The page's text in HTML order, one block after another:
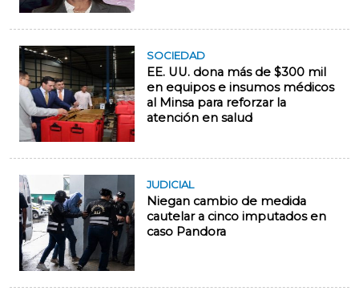
SOCIEDAD
EE. UU. dona más de $300 mil
en equipos e insumos médicos
al Minsa para reforzar la
atención en salud
JUDICIAL
Niegan cambio de medida
cautelar a cinco imputados en
caso Pandora